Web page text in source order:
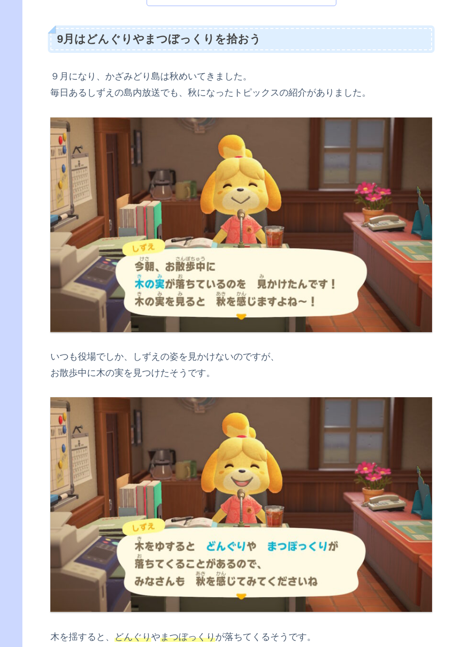
9月はどんぐりやまつぼっくりを拾おう
９月になり、かざみどり島は秋めいてきました。
毎日あるしずえの島内放送でも、秋になったトピックスの紹介がありました。
いつも役場でしか、しずえの姿を見かけないのですが、
お散歩中に木の実を見つけたそうです。
木を揺すると、 どんぐりやまつぼっくりが落ちてくるそうです。